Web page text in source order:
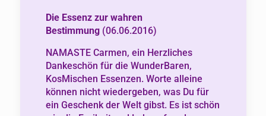
Die Essenz zur wahren
Bestimmung (06.06.2016)
NAMASTE Carmen, ein Herzliches
Dankeschön für die WunderBaren,
KosMischen Essenzen. Worte alleine
können nicht wiedergeben, was Du für
ein Geschenk der Welt gibst. Es ist schön